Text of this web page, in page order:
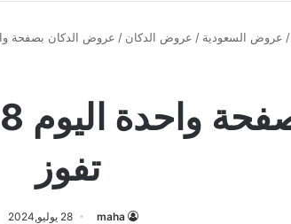
/ عروض السعودية / عروض الدكان / عروض الدكان بصفحة واحدة اليوم 28 يوليو
تفوز
maha 28 يوليو,2024